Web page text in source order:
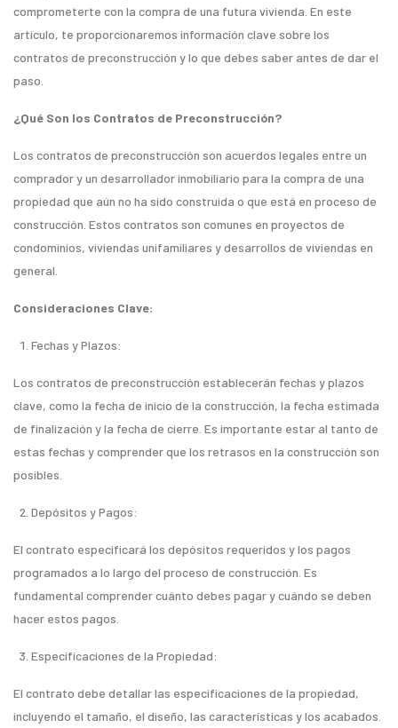
comprometerte con la compra de una futura vivienda. En este
artículo, te proporcionaremos información clave sobre los
contratos de preconstrucción y lo que debes saber antes de dar el
paso.
¿Qué Son los Contratos de Preconstrucción?
Los contratos de preconstrucción son acuerdos legales entre un
comprador y un desarrollador inmobiliario para la compra de una
propiedad que aún no ha sido construida o que está en proceso de
construcción. Estos contratos son comunes en proyectos de
condominios, viviendas unifamiliares y desarrollos de viviendas en
general.
Consideraciones Clave:
Fechas y Plazos:
Los contratos de preconstrucción establecerán fechas y plazos
clave, como la fecha de inicio de la construcción, la fecha estimada
de finalización y la fecha de cierre. Es importante estar al tanto de
estas fechas y comprender que los retrasos en la construcción son
posibles.
Depósitos y Pagos:
El contrato especificará los depósitos requeridos y los pagos
programados a lo largo del proceso de construcción. Es
fundamental comprender cuánto debes pagar y cuándo se deben
hacer estos pagos.
Especificaciones de la Propiedad:
El contrato debe detallar las especificaciones de la propiedad,
incluyendo el tamaño, el diseño, las características y los acabados.